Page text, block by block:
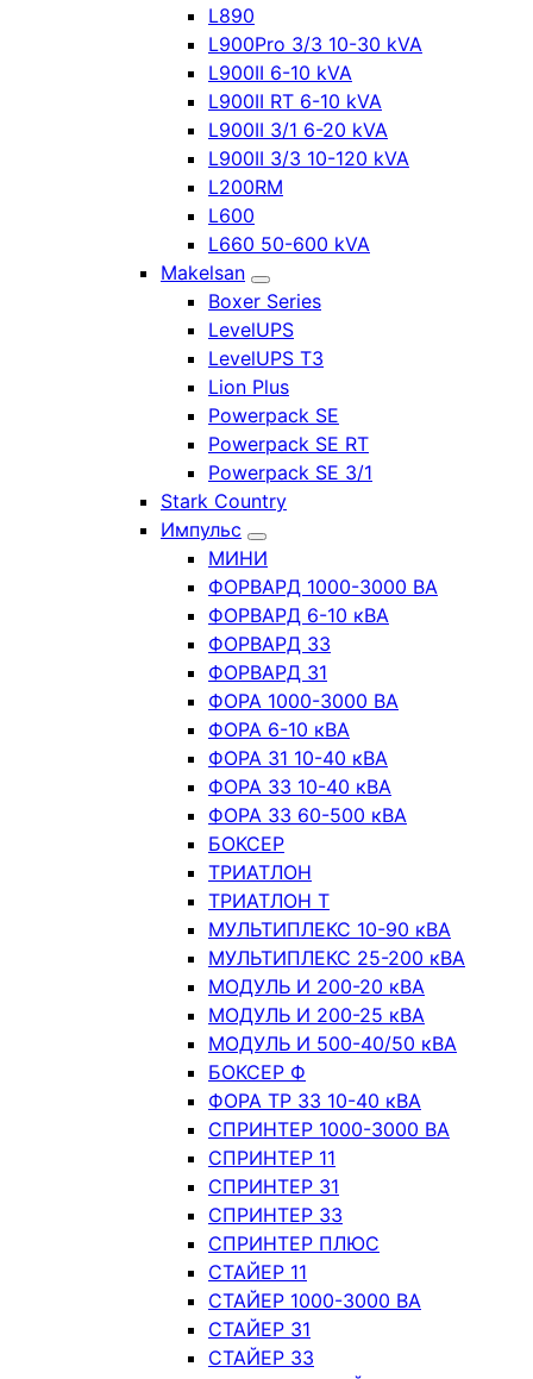
L890
L900Pro 3/3 10-30 kVA
L900II 6-10 kVA
L900II RT 6-10 kVA
L900II 3/1 6-20 kVA
L900II 3/3 10-120 kVA
L200RM
L600
L660 50-600 kVA
Makelsan
Boxer Series
LevelUPS
LevelUPS T3
Lion Plus
Powerpack SE
Powerpack SE RT
Powerpack SE 3/1
Stark Country
Импульс
МИНИ
ФОРВАРД 1000-3000 ВА
ФОРВАРД 6-10 кВА
ФОРВАРД 33
ФОРВАРД 31
ФОРА 1000-3000 ВА
ФОРА 6-10 кВА
ФОРА 31 10-40 кВА
ФОРА 33 10-40 кВА
ФОРА 33 60-500 кВА
БОКСЕР
ТРИАТЛОН
ТРИАТЛОН Т
МУЛЬТИПЛЕКС 10-90 кВА
МУЛЬТИПЛЕКС 25-200 кВА
МОДУЛЬ И 200-20 кВА
МОДУЛЬ И 200-25 кВА
МОДУЛЬ И 500-40/50 кВА
БОКСЕР Ф
ФОРА ТР 33 10-40 кВА
СПРИНТЕР 1000-3000 ВА
СПРИНТЕР 11
СПРИНТЕР 31
СПРИНТЕР 33
СПРИНТЕР ПЛЮС
СТАЙЕР 11
СТАЙЕР 1000-3000 ВА
СТАЙЕР 31
СТАЙЕР 33